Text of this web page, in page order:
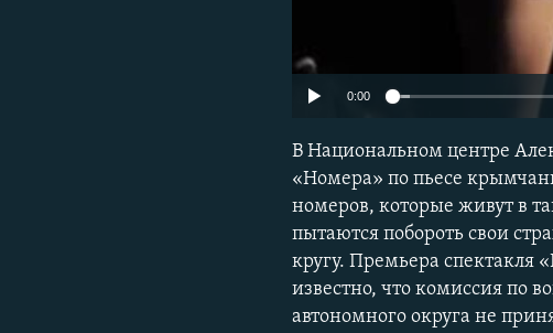
0:00
В Национальном центре
«Номера» по пьесе
номеров, которые живут в
пытаются побороть свои
кругу. Премьера спектакля
известно, что комиссия по
автономного округа не